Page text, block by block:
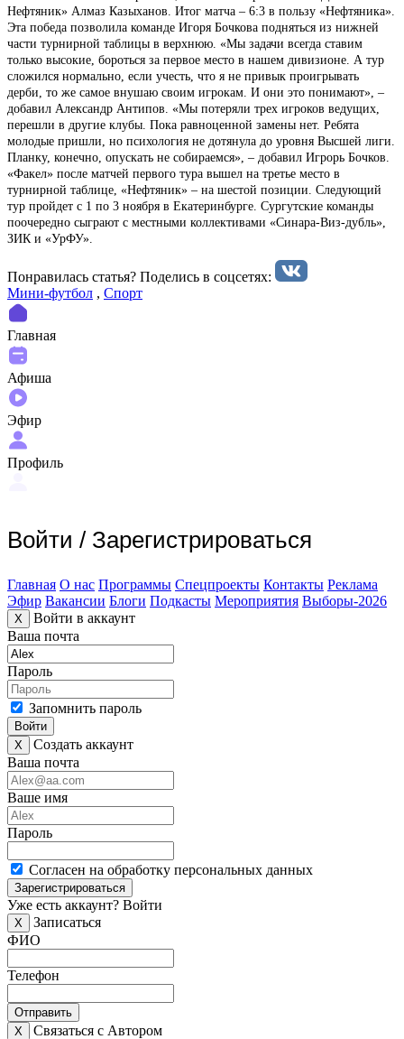
Нефтяник» Алмаз Казыханов. Итог матча – 6:3 в пользу «Нефтяника».
Эта победа позволила команде Игоря Бочкова подняться из нижней
части турнирной таблицы в верхнюю. «Мы задачи всегда ставим
только высокие, бороться за первое место в нашем дивизионе. А тур
сложился нормально, если учесть, что я не привык проигрывать
дерби, то же самое внушаю своим игрокам. И они это понимают», –
добавил Александр Антипов. «Мы потеряли трех игроков ведущих,
перешли в другие клубы. Пока равноценной замены нет. Ребята
молодые пришли, но психология не дотянула до уровня Высшей лиги.
Планку, конечно, опускать не собираемся», – добавил Игрорь Бочков.
«Факел» после матчей первого тура вышел на третье место в
турнирной таблице, «Нефтяник» – на шестой позиции. Следующий
тур пройдет с 1 по 3 ноября в Екатеринбурге. Сургутские команды
поочередно сыграют с местными коллективами «Синара-Виз-дубль»,
ЗИК и «УрФУ».
Понравилась статья? Поделиcь в соцсетях:
Мини-футбол , Спорт
Главная
Афиша
Эфир
Профиль
Войти / Зарегистрироваться
Главная О нас Программы Спецпроекты Контакты Реклама
Эфир Вакансии Блоги Подкасты Мероприятия Выборы-2026
X
Войти в аккаунт
Ваша почта
Пароль
Запомнить пароль
Войти
X
Создать аккаунт
Ваша почта
Ваше имя
Пароль
Согласен на обработку персональных данных
Зарегистрироваться
Уже есть аккаунт? Войти
X
Записаться
ФИО
Телефон
Отправить
X
Связаться с Автором